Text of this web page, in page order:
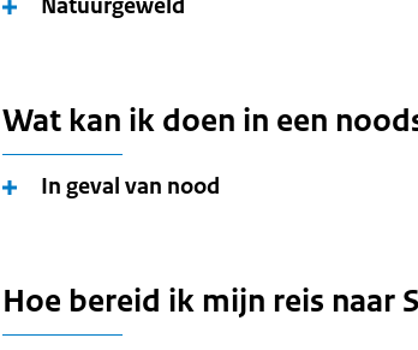
Wat kan ik doen in een
In geval van nood
Hoe bereid ik mijn reis naar